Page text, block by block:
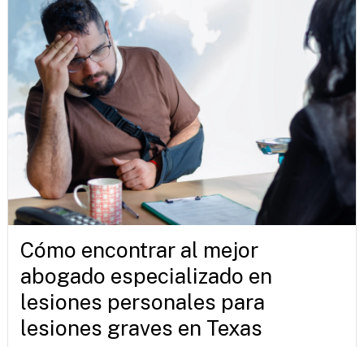
Cómo encontrar al mejor
abogado especializado en
lesiones personales para
lesiones graves en Texas